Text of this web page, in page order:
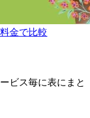
金で比較
ビス毎に表にまと